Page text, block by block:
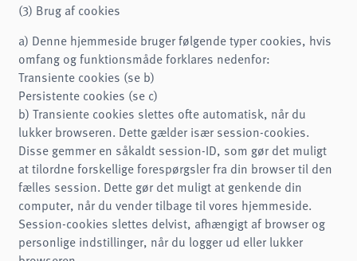
(3) Brug af cookies
a) Denne hjemmeside bruger følgende typer cookies, hvis
omfang og funktionsmåde forklares nedenfor:
Transiente cookies (se b)
Persistente cookies (se c)
b) Transiente cookies slettes ofte automatisk, når du
lukker browseren. Dette gælder især session-cookies.
Disse gemmer en såkaldt session-ID, som gør det muligt
at tilordne forskellige forespørgsler fra din browser til den
fælles session. Dette gør det muligt at genkende din
computer, når du vender tilbage til vores hjemmeside.
Session-cookies slettes delvist, afhængigt af browser og
personlige indstillinger, når du logger ud eller lukker